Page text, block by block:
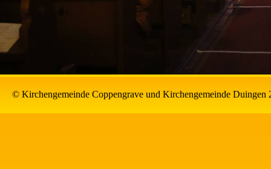
© Kirchengemeinde Coppengrave und Kirchengemeinde Duingen